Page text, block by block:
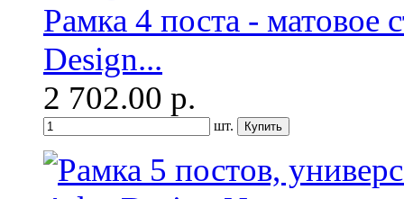
Рамка 4 поста - матовое
Design...
2 702.00 р.
шт.